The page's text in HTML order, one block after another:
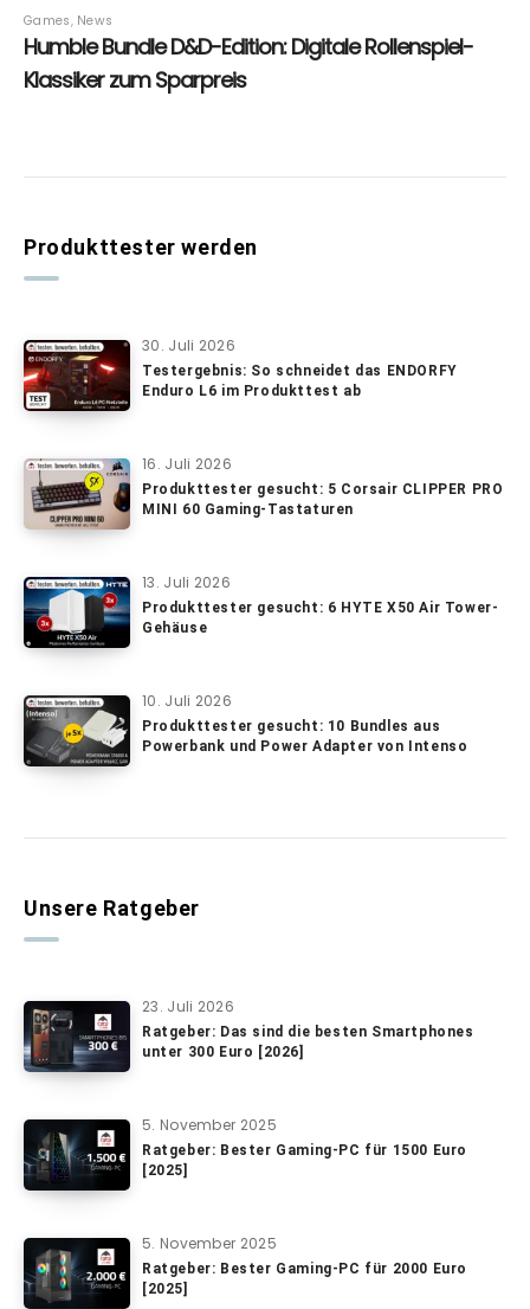
Produkttester werden
30. Juli 2026
Testergebnis: So schneidet das ENDORFY
Enduro L6 im Produkttest ab
16. Juli 2026
Produkttester gesucht: 5 Corsair CLIPPER PRO
MINI 60 Gaming-Tastaturen
13. Juli 2026
Produkttester gesucht: 6 HYTE X50 Air Tower-
Gehäuse
10. Juli 2026
Produkttester gesucht: 10 Bundles aus
Powerbank und Power Adapter von Intenso
Unsere Ratgeber
23. Juli 2026
Ratgeber: Das sind die besten Smartphones
unter 300 Euro [2026]
5. November 2025
Ratgeber: Bester Gaming-PC für 1500 Euro
[2025]
5. November 2025
Ratgeber: Bester Gaming-PC für 2000 Euro
[2025]